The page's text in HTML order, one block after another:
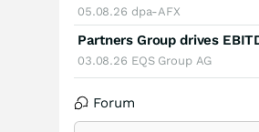
05.08.26 dpa-AFX
03.08.26 EQS Group AG
Forum